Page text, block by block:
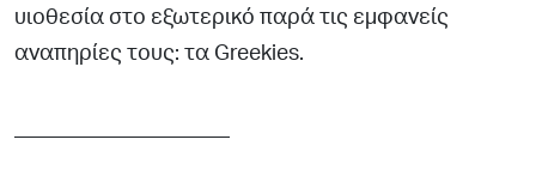
υιοθεσία στο εξωτερικό παράτις εµφανείς
αναπηρίες τους: τα Greekies.